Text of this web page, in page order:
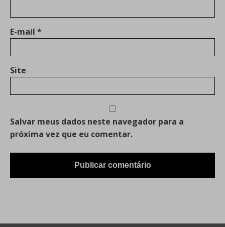
E-mail *
Site
Salvar meus dados neste navegador para a
próxima vez que eu comentar.